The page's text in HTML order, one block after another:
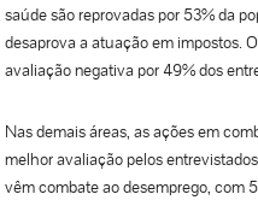
saúde são reprovadas por 53% da
desaprova a atuação em impostos.
avaliação negativa por 49% dos
Nas demais áreas, as ações em
melhor avaliação pelos
vêm combate ao desemprego, com